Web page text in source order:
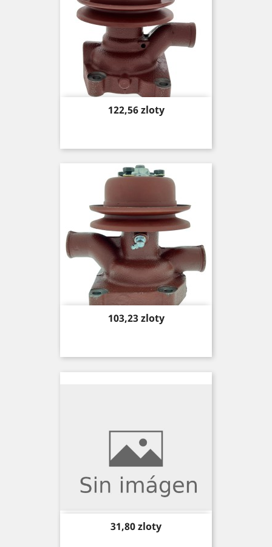
Price
122,56 zloty
Price
103,23 zloty
Price
31,80 zloty